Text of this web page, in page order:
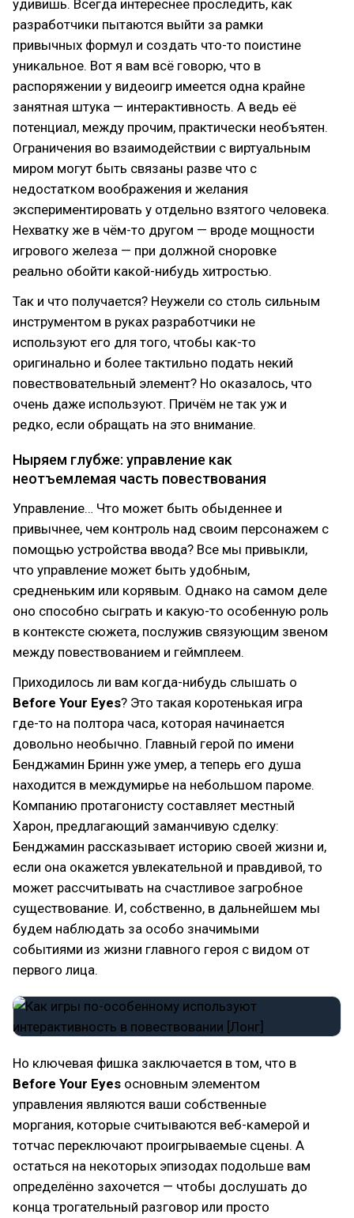
удивишь. Всегда интереснее проследить, как
разработчики пытаются выйти за рамки
привычных формул и создать что-то поистине
уникальное. Вот я вам всё говорю, что в
распоряжении у видеоигр имеется одна крайне
занятная штука — интерактивность. А ведь её
потенциал, между прочим, практически необъятен.
Ограничения во взаимодействии с виртуальным
миром могут быть связаны разве что с
недостатком воображения и желания
экспериментировать у отдельно взятого человека.
Нехватку же в чём-то другом — вроде мощности
игрового железа — при должной сноровке
реально обойти какой-нибудь хитростью.
Так и что получается? Неужели со столь сильным
инструментом в руках разработчики не
используют его для того, чтобы как-то
оригинально и более тактильно подать некий
повествовательный элемент? Но оказалось, что
очень даже используют. Причём не так уж и
редко, если обращать на это внимание.
Ныряем глубже: управление как
неотъемлемая часть повествования
Управление… Что может быть обыденнее и
привычнее, чем контроль над своим персонажем с
помощью устройства ввода? Все мы привыкли,
что управление может быть удобным,
средненьким или корявым. Однако на самом деле
оно способно сыграть и какую-то особенную роль
в контексте сюжета, послужив связующим звеном
между повествованием и геймплеем.
Приходилось ли вам когда-нибудь слышать о
Before Your Eyes? Это такая коротенькая игра
где-то на полтора часа, которая начинается
довольно необычно. Главный герой по имени
Бенджамин Бринн уже умер, а теперь его душа
находится в междумирье на небольшом пароме.
Компанию протагонисту составляет местный
Харон, предлагающий заманчивую сделку:
Бенджамин рассказывает историю своей жизни и,
если она окажется увлекательной и правдивой, то
может рассчитывать на счастливое загробное
существование. И, собственно, в дальнейшем мы
будем наблюдать за особо значимыми
событиями из жизни главного героя с видом от
первого лица.
Но ключевая фишка заключается в том, что в
Before Your Eyes основным элементом
управления являются ваши собственные
моргания, которые считываются веб-камерой и
тотчас переключают проигрываемые сцены. А
остаться на некоторых эпизодах подольше вам
определённо захочется — чтобы дослушать до
конца трогательный разговор или просто